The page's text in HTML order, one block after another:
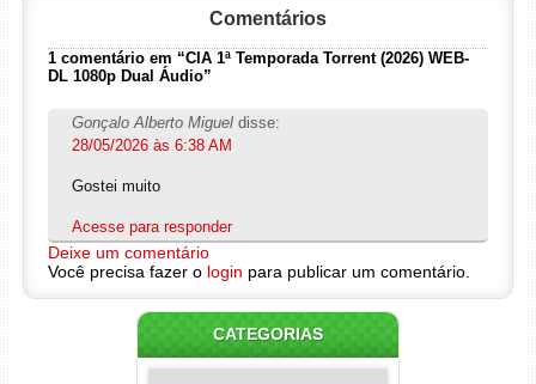
Comentários
1 comentário em “CIA 1ª Temporada Torrent (2026) WEB-
DL 1080p Dual Áudio”
Gonçalo Alberto Miguel disse:
28/05/2026 às 6:38 AM
Gostei muito
Acesse para responder
Deixe um comentário
Você precisa fazer o login para publicar um comentário.
CATEGORIAS